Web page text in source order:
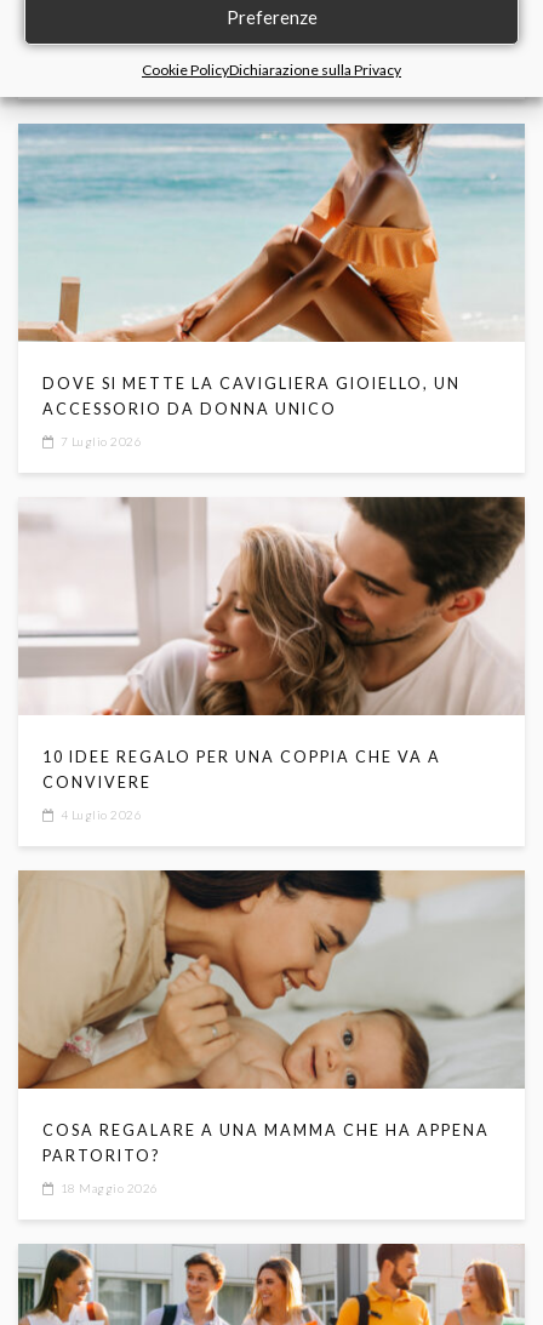
Preferenze
Cookie PolicyDichiarazione sulla Privacy
COME PULIRE I GIOIELLI IN ORO SENZA
28 Luglio 2026
DOVE SI METTE LA CAVIGLIERA GIOIELLO, UN
ACCESSORIO DA DONNA UNICO
7 Luglio 2026
10 IDEE REGALO PER UNA COPPIA CHE VA A
CONVIVERE
4 Luglio 2026
COSA REGALARE A UNA MAMMA CHE HA APPENA
PARTORITO?
18 Maggio 2026